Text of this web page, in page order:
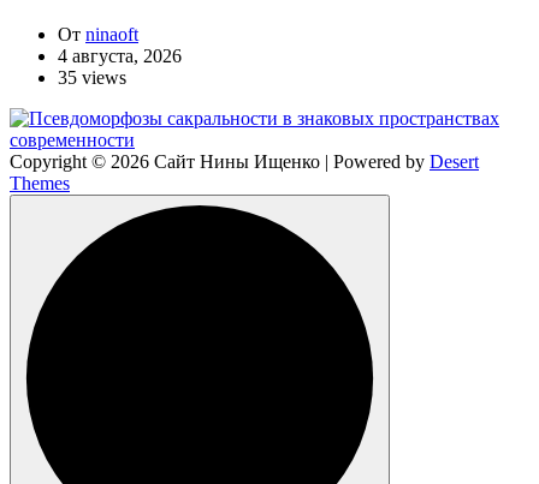
От ninaoft
4 августа, 2026
35 views
Copyright © 2026 Сайт Нины Ищенко | Powered by Desert
Themes